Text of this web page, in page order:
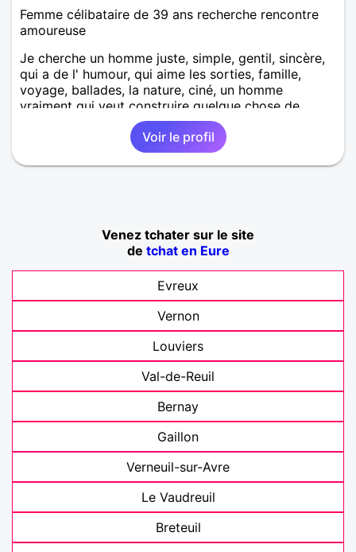
Femme célibataire de 39 ans recherche rencontre
amoureuse
Je cherche un homme juste, simple, gentil, sincère,
qui a de l' humour, qui aime les sorties, famille,
voyage, ballades, la nature, ciné, un homme
vraiment qui veut construire quelque chose de
sérieux! Les hommes cherchant les aventures
passez votre chemin.Voir le profil
Venez tchater sur le site
de tchat en Eure
Evreux
Vernon
Louviers
Val-de-Reuil
Bernay
Gaillon
Verneuil-sur-Avre
Le Vaudreuil
Breteuil